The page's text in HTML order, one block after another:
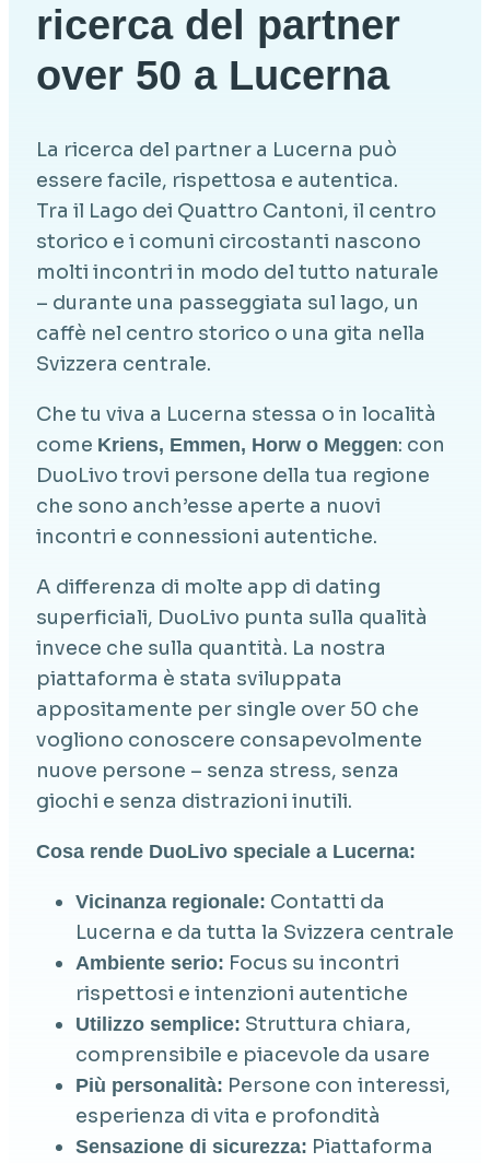
ricerca del partner
over 50 a Lucerna
La ricerca del partner a Lucerna può
essere facile, rispettosa e autentica.
Tra il Lago dei Quattro Cantoni, il centro
storico e i comuni circostanti nascono
molti incontri in modo del tutto naturale
– durante una passeggiata sul lago, un
caffè nel centro storico o una gita nella
Svizzera centrale.
Che tu viva a Lucerna stessa o in località
come Kriens, Emmen, Horw o Meggen: con
DuoLivo trovi persone della tua regione
che sono anch’esse aperte a nuovi
incontri e connessioni autentiche.
A differenza di molte app di dating
superficiali, DuoLivo punta sulla qualità
invece che sulla quantità. La nostra
piattaforma è stata sviluppata
appositamente per single over 50 che
vogliono conoscere consapevolmente
nuove persone – senza stress, senza
giochi e senza distrazioni inutili.
Cosa rende DuoLivo speciale a Lucerna:
Vicinanza regionale: Contatti da
Lucerna e da tutta la Svizzera centrale
Ambiente serio: Focus su incontri
rispettosi e intenzioni autentiche
Utilizzo semplice: Struttura chiara,
comprensibile e piacevole da usare
Più personalità: Persone con interessi,
esperienza di vita e profondità
Sensazione di sicurezza: Piattaforma